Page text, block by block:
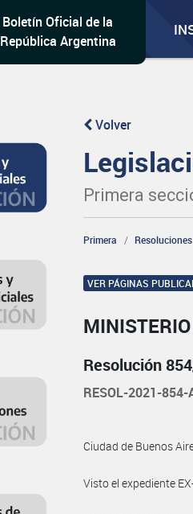
Boletín Oficial de la
República Argentina
Volver
Primera
Primera Resoluciones
VER PÁGINAS
Resolución
RESOL-2021-854-
Ciudad de Buenos
Visto el expediente